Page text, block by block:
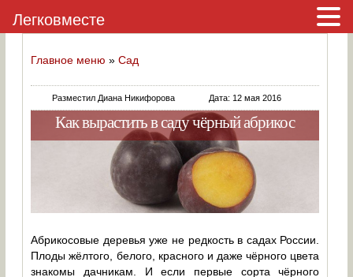
Главное меню »Сад
Разместил Диана Никифорова Дата: 12 мая 2016
Как вырастить в саду чёрный абрикос
Абрикосовые деревья уже не редкость в садах России.
Плоды жёлтого, белого, красного и даже чёрного цвета
знакомы дачникам. И если первые сорта чёрного
Легковместе